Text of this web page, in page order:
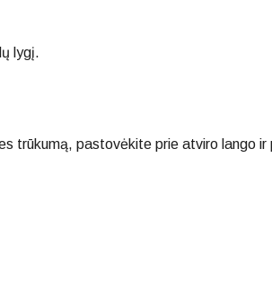
lygį.
trūkumą, pastovėkite prie atviro lango